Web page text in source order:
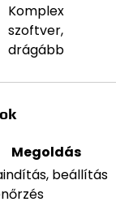
Komplex
szoftver,
drágább
Megoldás
beállítás